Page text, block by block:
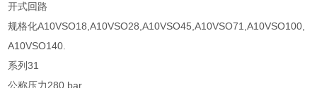
开式回路
规格化A10VSO18,A10VSO28,A10VSO45,A10VSO71,A10VSO100,
A10VSO140.
系列31
公称压力280 bar